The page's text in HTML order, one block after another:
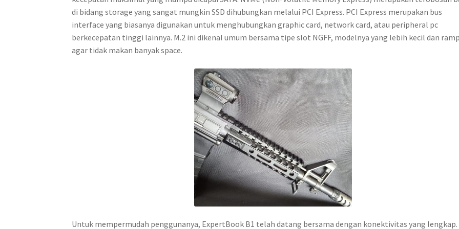
di bidang storage yang sangat mungkin SSD dihubungkan melalui PCI Express. PCI Express merupakan bus
interface yang biasanya digunakan untuk menghubungkan graphic card, network card, atau peripheral pc
berkecepatan tinggi lainnya. M.2 ini dikenal umum bersama tipe slot NGFF, modelnya yang lebih kecil dan
agar tidak makan banyak space.
Untuk mempermudah penggunanya, ExpertBook B1 telah datang bersama dengan konektivitas yang lengkap.